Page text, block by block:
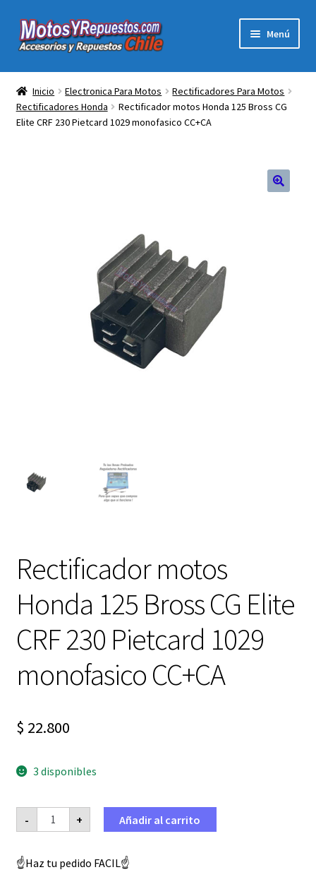
Ir
a
Ir
al
Menú
Acc y Rep Motocross Enduro
menú
Electronica Para Motos
Ropa para Motociclistas
Tienda Física Motosyrepuestos
FAQ Preguntas Frecuentes
Inicio Electronica Para Motos
Rectificadores Para Motos
Rectificadores Honda
Rectificador motos Honda 125 Bross CG
Elite CRF 230 Pietcard 1029 monofasico CC+CA
Rectificador motos
Honda 125 Bross CG Elite
CRF 230 Pietcard 1029
monofasico CC+CA
$ 22.800
3 disponibles
-
Rectificador
motos
Honda
Bross
CG
+ Añadir al carrito
☝️Haz tu pedido FACIL☝️